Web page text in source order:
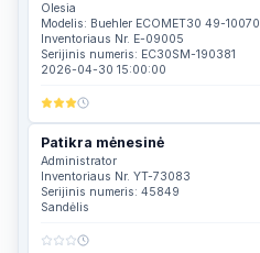
Olesia
Modelis: Buehler ECOMET30 49-10070
Inventoriaus Nr. E-09005
Serijinis numeris: EC30SM-190381
2026-04-30 15:00:00
Patikra mėnesinė
Administrator
Inventoriaus Nr. YT-73083
Serijinis numeris: 45849
Sandėlis